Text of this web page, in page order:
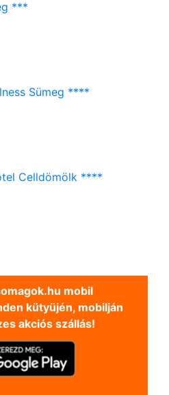
***
Sümeg ****
Celldömölk ****
mobil
kütyüjén, mobilján
akciós szállás!